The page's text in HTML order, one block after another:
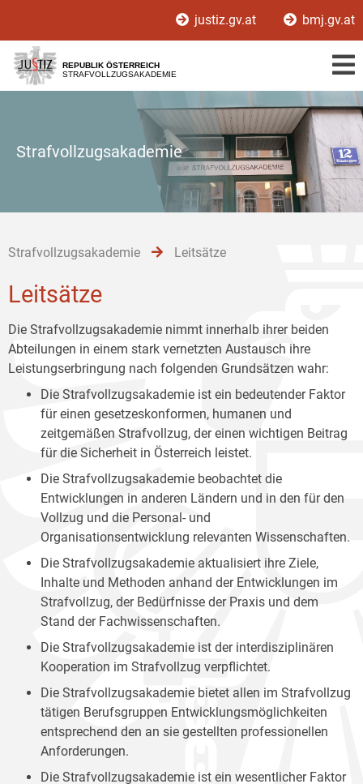
[1]
[2]
[3]
justiz.gv.at bmj.gv.at
REPUBLIK ÖSTERREICH
STRAFVOLLZUGSAKADEMIE
Strafvollzugsakademie
Strafvollzugsakademie Leitsätze
Leitsätze
Die Strafvollzugsakademie nimmt innerhalb ihrer beiden
Abteilungen in einem stark vernetzten Austausch ihre
Leistungserbringung nach folgenden Grundsätzen wahr:
Die Strafvollzugsakademie ist ein bedeutender Faktor
für einen gesetzeskonformen, humanen und
zeitgemäßen Strafvollzug, der einen wichtigen Beitrag
für die Sicherheit in Österreich leistet.
Die Strafvollzugsakademie beobachtet die
Entwicklungen in anderen Ländern und in den für den
Vollzug und die Personal- und
Organisationsentwicklung relevanten Wissenschaften.
Die Strafvollzugsakademie aktualisiert ihre Ziele,
Inhalte und Methoden anhand der Entwicklungen im
Strafvollzug, der Bedürfnisse der Praxis und dem
Stand der Fachwissenschaften.
Die Strafvollzugsakademie ist der interdisziplinären
Kooperation im Strafvollzug verpflichtet.
Die Strafvollzugsakademie bietet allen im Strafvollzug
tätigen Berufsgruppen Entwicklungsmöglichkeiten
entsprechend den an sie gestellten professionellen
Anforderungen.
Die Strafvollzugsakademie ist ein wesentlicher Faktor